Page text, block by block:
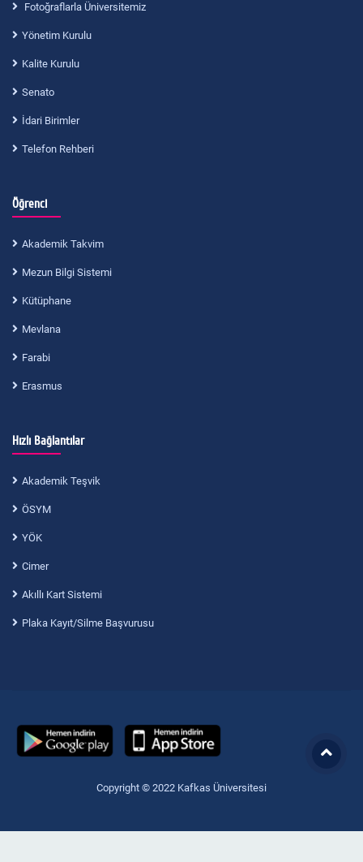
Fotoğraflarla Üniversitemiz
Yönetim Kurulu
Kalite Kurulu
Senato
İdari Birimler
Telefon Rehberi
Öğrenci
Akademik Takvim
Mezun Bilgi Sistemi
Kütüphane
Mevlana
Farabi
Erasmus
Hızlı Bağlantılar
Akademik Teşvik
ÖSYM
YÖK
Cimer
Akıllı Kart Sistemi
Plaka Kayıt/Silme Başvurusu
Copyright © 2022 Kafkas Üniversitesi